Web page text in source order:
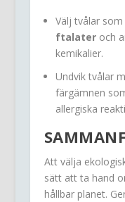
Välj tvålar
ftalateroch
kemikalier.
Undvik tvålar
färgämnen
allergiska
Att välja
sätt att ta hand
hållbar planet.